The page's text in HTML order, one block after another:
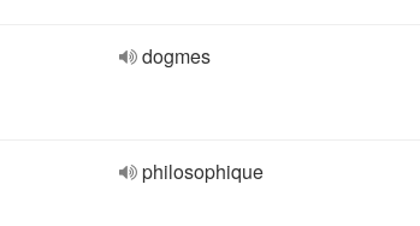
dogmes
philosophique